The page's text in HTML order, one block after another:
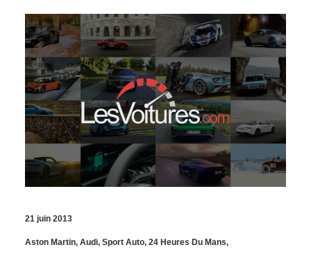
21 juin 2013
Aston Martin, Audi, Sport Auto, 24 Heures Du Mans,